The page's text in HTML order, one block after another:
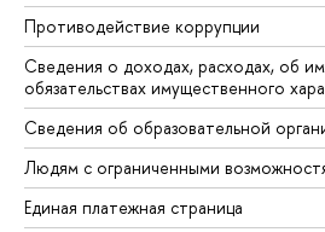
Противодействие коррупции
Сведения о доходах, расходах, об
обязательствах имущественного
Сведения об образовательной
Людям с ограниченными
Единая платежная страница